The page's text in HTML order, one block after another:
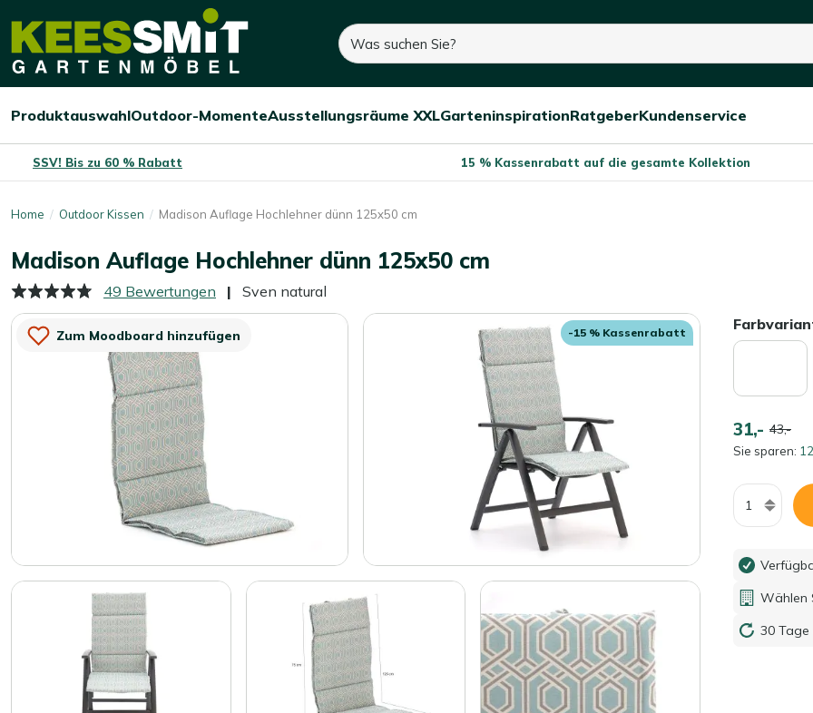
Kees
Suchen
Menü
Produktauswahl
Menü
Outdoor-Momente
Menü
Ausstellungsräume XXL
Menü
Garteninspiration
Menü
Ratgeber
Menü
Kundenservice
SSV! Bis zu 60 % Rabatt 15 % Kassenrabatt auf die gesamte Kollektion
Home Outdoor Kissen Madison Auflage Hochlehner dünn 125x50 cm
Madison Auflage Hochlehner dünn 125x50 cm
Sven natural
49 Bewertungen
Zum Moodboard hinzufügen -15 % Kassenrabatt
31,- 43,-
Sie sparen:
Menge
31,- 43,-
Sie sparen:12,- (-28%)
Wählen
30 Tage